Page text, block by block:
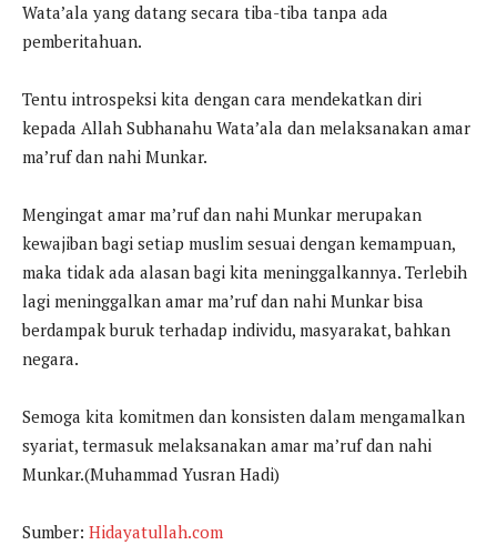
Wata’ala yang datang secara tiba-tiba tanpa ada
pemberitahuan.
Tentu introspeksi kita dengan cara mendekatkan diri
kepada Allah Subhanahu Wata’ala dan melaksanakan amar
ma’ruf dan nahi Munkar.
Mengingat amar ma’ruf dan nahi Munkar merupakan
kewajiban bagi setiap muslim sesuai dengan kemampuan,
maka tidak ada alasan bagi kita meninggalkannya. Terlebih
lagi meninggalkan amar ma’ruf dan nahi Munkar bisa
berdampak buruk terhadap individu, masyarakat, bahkan
negara.
Semoga kita komitmen dan konsisten dalam mengamalkan
syariat, termasuk melaksanakan amar ma’ruf dan nahi
Munkar.(Muhammad Yusran Hadi)
Sumber: Hidayatullah.com